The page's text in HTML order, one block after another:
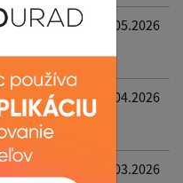
06.05.2026
01.04.2026
30.03.2026